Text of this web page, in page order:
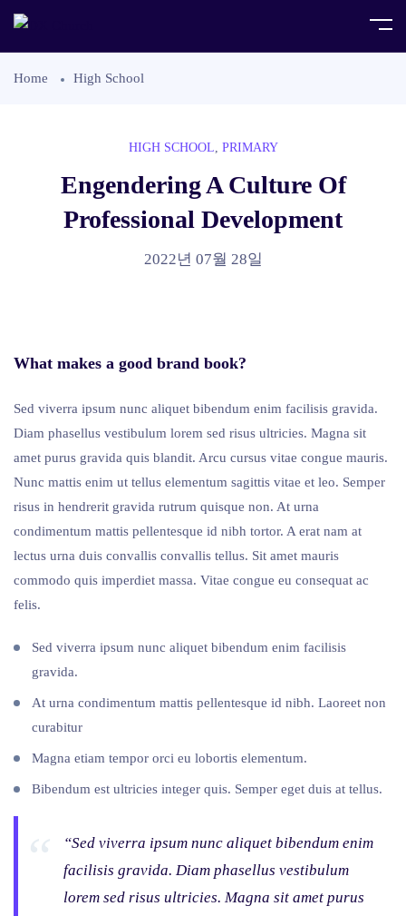
Home High School
HIGH SCHOOL, PRIMARY
Engendering A Culture Of
Professional Development
2022년 07월 28일
What makes a good brand book?
Sed viverra ipsum nunc aliquet bibendum enim facilisis gravida.
Diam phasellus vestibulum lorem sed risus ultricies. Magna sit
amet purus gravida quis blandit. Arcu cursus vitae congue mauris.
Nunc mattis enim ut tellus elementum sagittis vitae et leo. Semper
risus in hendrerit gravida rutrum quisque non. At urna
condimentum mattis pellentesque id nibh tortor. A erat nam at
lectus urna duis convallis convallis tellus. Sit amet mauris
commodo quis imperdiet massa. Vitae congue eu consequat ac
felis.
Sed viverra ipsum nunc aliquet bibendum enim facilisis
gravida.
At urna condimentum mattis pellentesque id nibh. Laoreet non
curabitur
Magna etiam tempor orci eu lobortis elementum.
Bibendum est ultricies integer quis. Semper eget duis at tellus.
“Sed viverra ipsum nunc aliquet bibendum enim
facilisis gravida. Diam phasellus vestibulum
lorem sed risus ultricies. Magna sit amet purus